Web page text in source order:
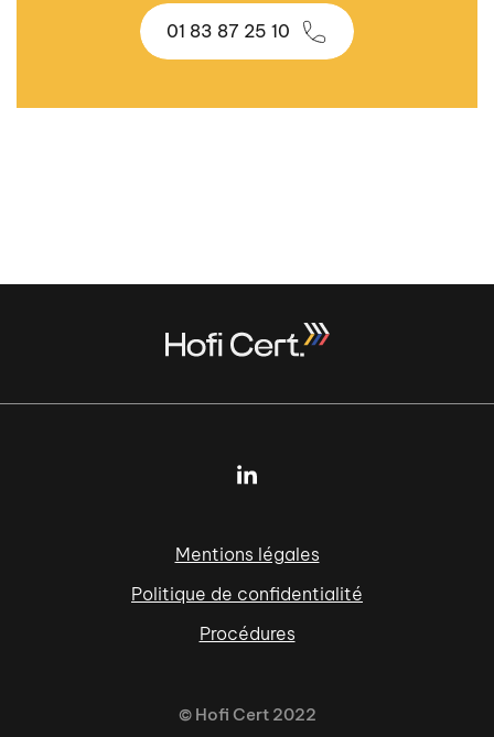
01 83 87 25 10
Mentions légales
Politique de confidentialité
Procédures
© Hofi Cert 2022